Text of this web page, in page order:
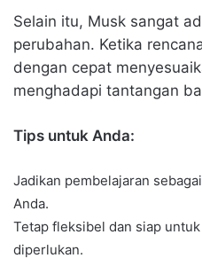
Selain itu, Musk sangat
perubahan. Ketika
dengan cepat
menghadapi tantangan
Tips untuk Anda:
Jadikan pembelajaran
Anda.
Tetap fleksibel dan siap
diperlukan.